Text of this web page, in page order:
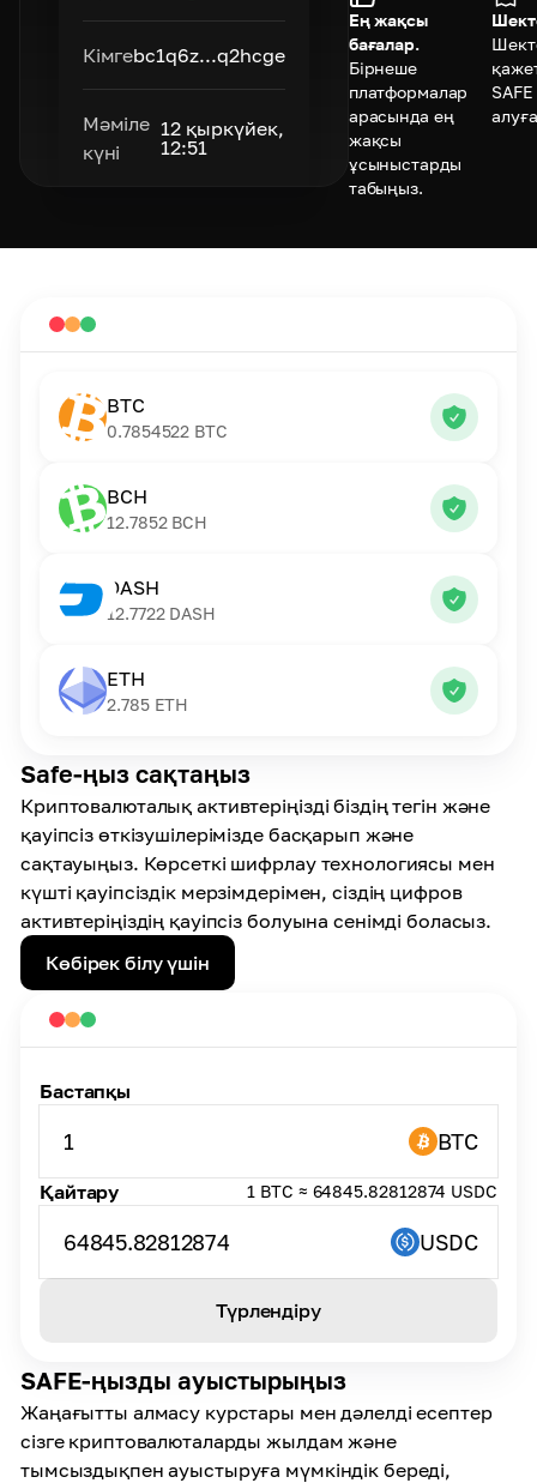
Кімгеbc1q6z...q2hcge
Мәміле
күні
12 қыркүйек,
12:51
Ең жақсы
бағалар.
Бірнеше
платформалар
арасында ең
жақсы
ұсыныстарды
табыңыз.
Safe-ңыз сақтаңыз
Криптовалюталық активтеріңізді біздің тегін және
қауіпсіз өткізушілерімізде басқарып және
сақтауыңыз. Көрсеткі шифрлау технологиясы мен
күшті қауіпсіздік мерзімдерімен, сіздің цифров
активтеріңіздің қауіпсіз болуына сенімді боласыз.
Көбірек білу үшін
BTC
0.7854522 BTC
BCH
12.7852 BCH
DASH
12.7722 DASH
ETH
2.785 ETH
SAFE-ңызды ауыстырыңыз
Жаңағытты алмасу курстары мен дәлелді есептер
сізге криптовалюталарды жылдам және
тымсыздықпен ауыстыруға мүмкіндік береді,
Бастапқы
1 BTC
Қайтару 1 BTC ≈ 64845.82812874 USDC
64845.82812874 USDC
Түрлендіру